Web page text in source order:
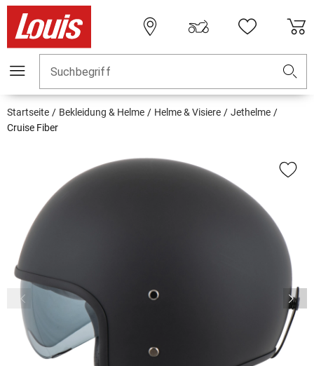
Suchbegriff
Startseite Bekleidung & Helme Helme & Visiere
Jethelme
Cruise Fiber